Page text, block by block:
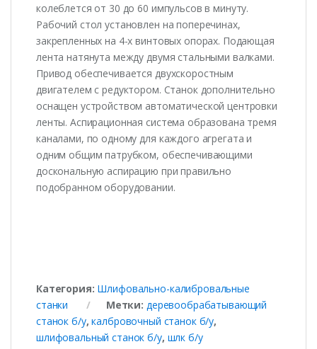
колеблется от 30 до 60 импульсов в минуту.
Рабочий стол установлен на поперечинах,
закрепленных на 4-х винтовых опорах. Подающая
лента натянута между двумя стальными валками.
Привод обеспечивается двухскоростным
двигателем с редуктором. Станок дополнительно
оснащен устройством автоматической центровки
ленты. Аспирационная система образована тремя
каналами, по одному для каждого агрегата и
одним общим патрубком, обеспечивающими
доскональную аспирацию при правильно
подобранном оборудовании.
Категория: Шлифовально-калибровальные
станки
Метки: деревообрабатывающий
станок б/у,калбровочный станок б/у,
шлифовальный станок б/у, шлк б/у